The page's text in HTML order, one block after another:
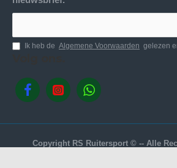
Ik heb de Algemene Voorwaarden gelezen
Copyright RS Ruitersport © -- Alle